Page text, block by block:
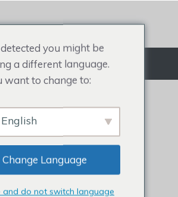
CZY NOSI
you might be
a different language.
want to change to:
English
Change Language
and do not switch language